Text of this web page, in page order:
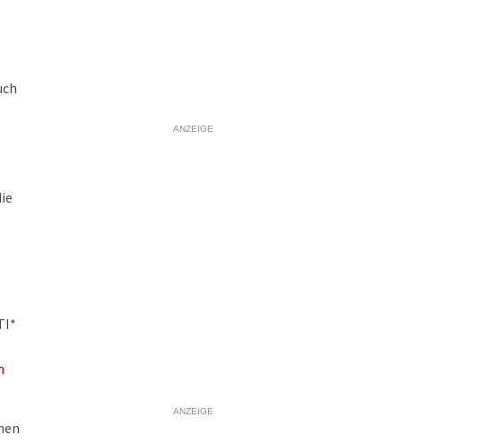
ANZEIGE
ANZEIGE